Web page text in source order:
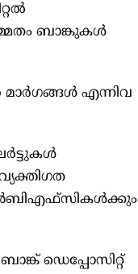
ബാങ്കുകൾ
എന്നിവ
ഡെപ്പോസിറ്റ്